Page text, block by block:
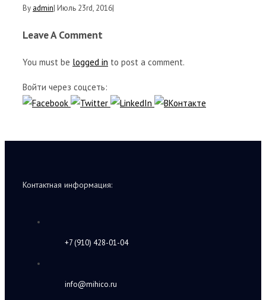
By admin| Июль 23rd, 2016|
Leave A Comment
You must be logged in to post a comment.
Войти через соцсеть:
Контактная информация:
+7 (910) 428-01-04
info@mihico.ru